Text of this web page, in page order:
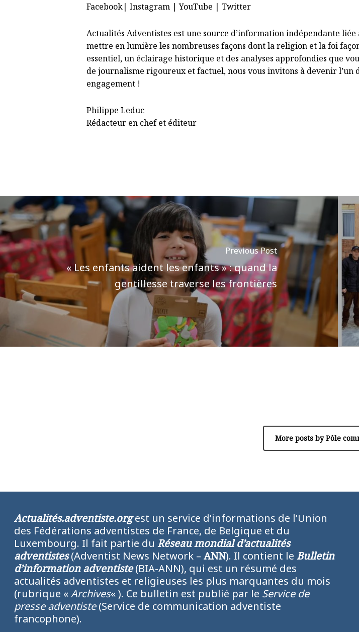
Facebook| Instagram |YouTube | Twitter
Actualités Adventistes est une source d’information indépendante liée
mettre en lumière les nombreuses façons dont la religion et la foi
essentiel, un éclairage historique et des analyses approfondies que
de journalisme rigoureux et factuel, nous vous invitons à devenir l’un
engagement !
Philippe Leduc
Rédacteur en chef et éditeur
Previous Post
« Les enfants aident les enfants » : quand la
gentillesse traverse les frontières
More posts by Pôle
Actualités.adventiste.orgest un service d’informations de l’Union
des Fédérations adventistes de France, de Belgique et du
Luxembourg. Il fait partie du Réseau mondial d’actualités
adventistes(Adventist News Network – ANN). Il contient le Bulletin
d’information adventiste(BIA-ANN), qui est un résumé des
actualités adventistes et religieuses les plus marquantes du mois
(rubrique «Archives« ). Ce bulletin est publié par le Service de
presse adventiste(Service de communication adventiste
francophone).